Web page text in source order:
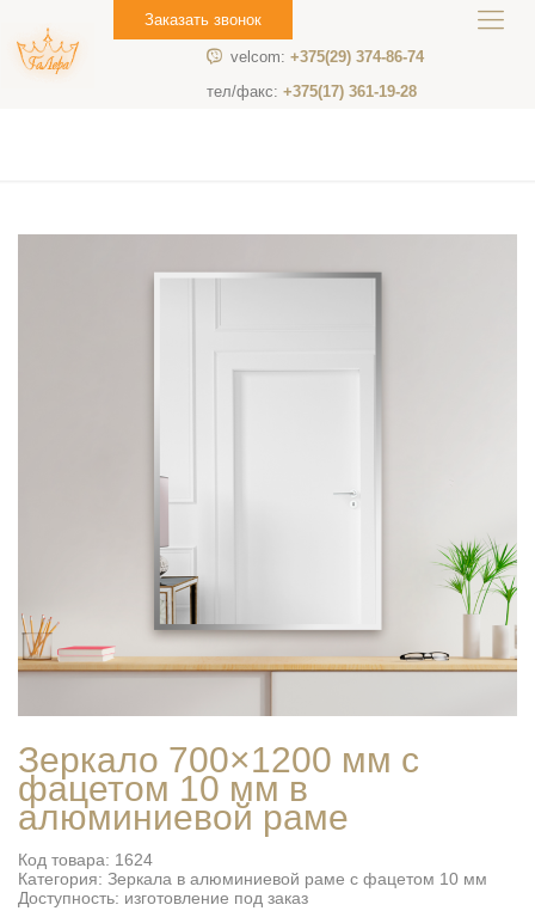
Заказать звонок
velcom: +375(29) 374-86-74
тел/факс: +375(17) 361-19-28
Зеркало 700×1200 мм с
фацетом 10 мм в
алюминиевой раме
Код товара: 1624
Категория: Зеркала в алюминиевой раме с фацетом 10 мм
Доступность: изготовление под заказ